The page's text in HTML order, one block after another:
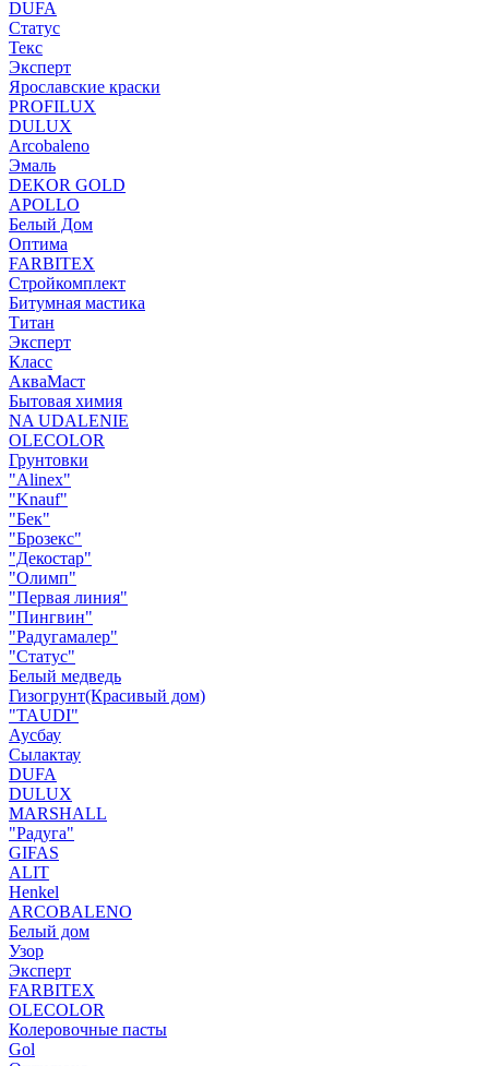
DUFA
Статус
Текс
Эксперт
Ярославские краски
PROFILUX
DULUX
Arcobaleno
Эмаль
DEKOR GOLD
APOLLO
Белый Дом
Оптима
FARBITEX
Стройкомплект
Битумная мастика
Титан
Эксперт
Класс
АкваМаст
Бытовая химия
NA UDALENIE
OLECOLOR
Грунтовки
"Alinex"
"Knauf"
"Бек"
"Брозекс"
"Декостар"
"Олимп"
"Первая линия"
"Пингвин"
"Радугамалер"
"Статус"
Белый медведь
Гизогрунт(Красивый дом)
"TAUDI"
Аусбау
Сылактау
DUFA
DULUX
MARSHALL
"Радуга"
GIFAS
ALIT
Henkel
ARCOBALENO
Белый дом
Узор
Эксперт
FARBITEX
OLECOLOR
Колеровочные пасты
Gol